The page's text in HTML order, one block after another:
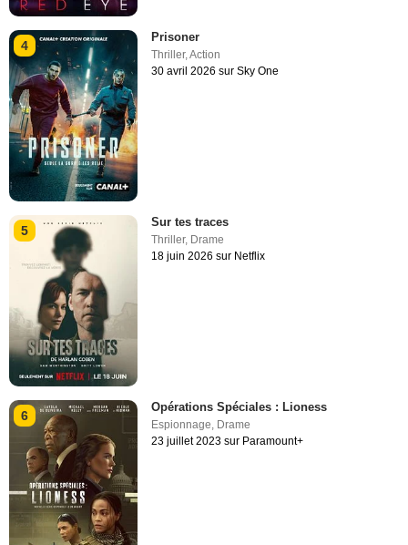
4
Prisoner
Thriller,Action
30 avril 2026 sur Sky One
5
Sur tes traces
Thriller, Drame
18 juin 2026 sur Netflix
6
Opérations Spéciales : Lioness
Espionnage, Drame
23 juillet 2023 sur Paramount+